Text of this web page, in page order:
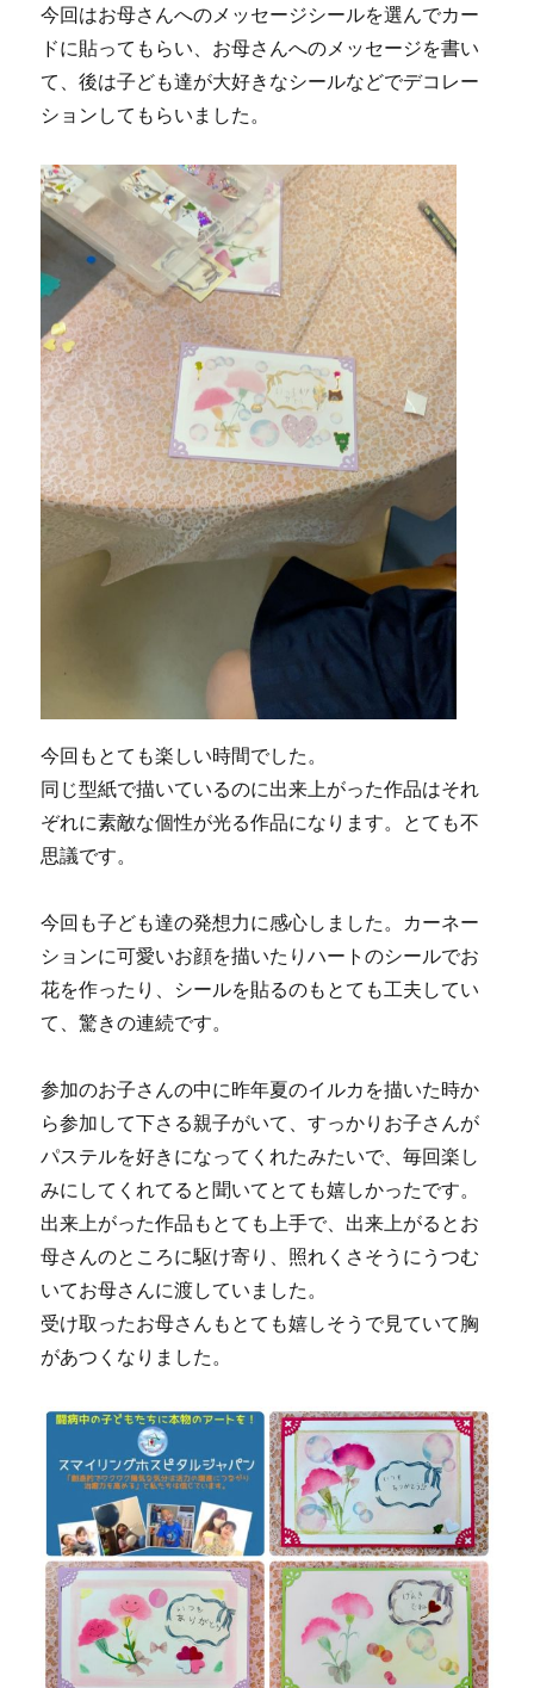
今回はお母さんへのメッセージシールを選んでカー
ドに貼ってもらい、お母さんへのメッセージを書い
て、後は子ども達が大好きなシールなどでデコレー
ションしてもらいました。
今回もとても楽しい時間でした。
同じ型紙で描いているのに出来上がった作品はそれ
ぞれに素敵な個性が光る作品になります。とても不
思議です。
今回も子ども達の発想力に感心しました。カーネー
ションに可愛いお顔を描いたりハートのシールでお
花を作ったり、シールを貼るのもとても工夫してい
て、驚きの連続です。
参加のお子さんの中に昨年夏のイルカを描いた時か
ら参加して下さる親子がいて、すっかりお子さんが
パステルを好きになってくれたみたいで、毎回楽し
みにしてくれてると聞いてとても嬉しかったです。
出来上がった作品もとても上手で、出来上がるとお
母さんのところに駆け寄り、照れくさそうにうつむ
いてお母さんに渡していました。
受け取ったお母さんもとても嬉しそうで見ていて胸
があつくなりました。